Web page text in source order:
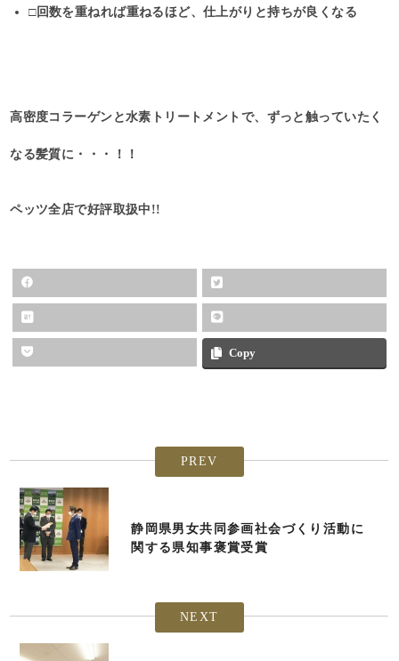
□回数を重ねれば重ねるほど、仕上がりと持ちが良くなる
高密度コラーゲンと水素トリートメントで、ずっと触っていたく
なる髪質に・・・！！
ペッツ全店で好評取扱中!!
Copy
PREV
静岡県男女共同参画社会づくり活動に
関する県知事褒賞受賞
NEXT